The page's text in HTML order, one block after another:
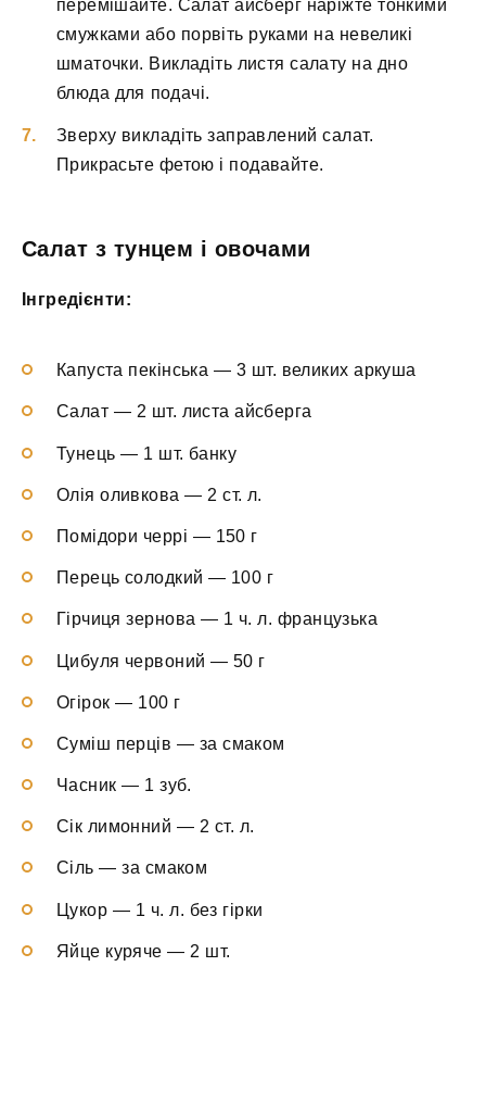
перемішайте. Салат айсберг наріжте тонкими
смужками або порвіть руками на невеликі
шматочки. Викладіть листя салату на дно
блюда для подачі.
Зверху викладіть заправлений салат.
Прикрасьте фетою і подавайте.
Салат з тунцем і овочами
Інгредієнти:
Капуста пекінська — 3 шт. великих аркуша
Салат — 2 шт. листа айсберга
Тунець — 1 шт. банку
Олія оливкова — 2 ст. л.
Помідори черрі — 150 г
Перець солодкий — 100 г
Гірчиця зернова — 1 ч. л. французька
Цибуля червоний — 50 г
Огірок — 100 г
Суміш перців — за смаком
Часник — 1 зуб.
Сік лимонний — 2 ст. л.
Сіль — за смаком
Цукор — 1 ч. л. без гірки
Яйце куряче — 2 шт.